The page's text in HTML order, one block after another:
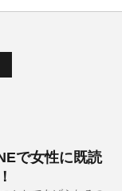
で女性に既読